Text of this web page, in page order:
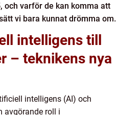
och varför de kan komma att
vi bara kunnat drömma om.
intelligens till
– teknikens nya
intelligens (AI) och
avgörande roll i